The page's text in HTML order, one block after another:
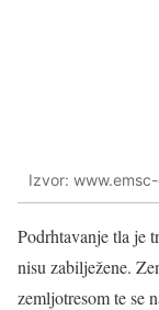
Izvor:
Podrhtavanje tla je
nisu zabilježene.
zemljotresom te se